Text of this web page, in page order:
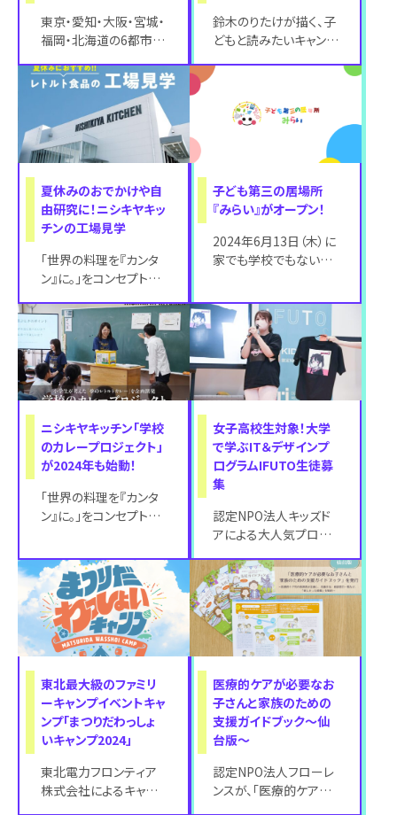
東京・愛知・大阪・宮城・
福岡・北海道の6都市
（金）より順次期間限定
鈴木のりたけが描く、子
どもと読みたいキャンプ
本日2024年6月19日
夏休みのおでかけや自
由研究に！ニシキヤキッ
チンの工場見学
「世界の料理を『カンタ
ン』に。」をコンセプトに
門店NISHIKIYA KITCH
子ども第三の居場所
『みらい』がオープン！
2024年6月13日（木）に
家でも学校でもない子
場所「みらい
ニシキヤキッチン「学校
のカレープロジェクト」
が2024年も始動！
「世界の料理を『カンタ
ン』に。」をコンセプトに
女子高校生対象！大学
で学ぶIT＆デザインプ
ログラムIFUTO生徒募
集
認定NPO法人キッズド
アによる大人気プログ
徒の募集が開始されて
います。 オ
東北最大級のファミリ
ーキャンプイベントキャ
ンプ「まつりだわっしょ
いキャンプ2024」
東北電力フロンティア
株式会社によるキャン
医療的ケアが必要なお
子さんと家族のための
支援ガイドブック～仙
台版～
認定NPO法人フローレ
ンスが、「医療的ケアが